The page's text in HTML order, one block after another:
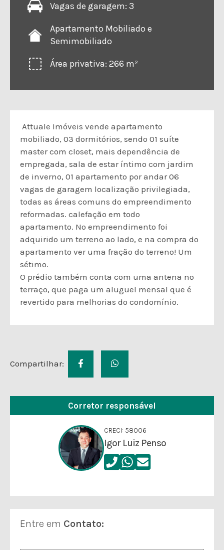
Vagas de garagem: 3
Apartamento Mobiliado e
Semimobiliado
Área privativa: 266 m²
Attuale Imóveis vende apartamento
mobiliado, 03 dormitórios, sendo 01 suíte
master com closet, mais dependência de
empregada, sala de estar íntimo com jardim
de inverno, 01 apartamento por andar 06
vagas de garagem localização privilegiada,
todas as áreas comuns do empreendimento
reformadas. calefação em todo
apartamento. No empreendimento foi
adquirido um terreno ao lado, e na compra do
apartamento ver uma fração do terreno! Um
sétimo.
O prédio também conta com uma antena no
terraço, que paga um aluguel mensal que é
revertido para melhorias do condomínio.
Compartilhar:
Corretor responsável
CRECI: 58006
Igor Luiz Penso
Entre em Contato: